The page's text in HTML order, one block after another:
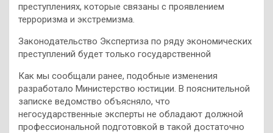
преступлениях, которые связаны с проявлением
терроризма и экстремизма.
Законодательство Экспертиза по ряду экономических
преступлений будет только государственной
Как мы сообщали ранее, подобные изменения
разработало Министерство юстиции. В пояснительной
записке ведомство объясняло, что
негосударственные эксперты ‎не обладают должной
профессиональной подготовкой в такой достаточно